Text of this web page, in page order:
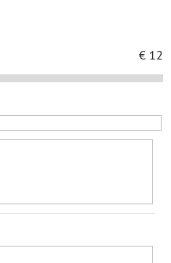
€ 12